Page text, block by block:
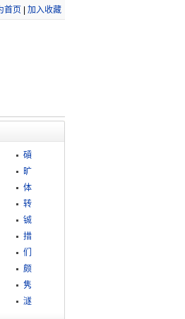
首页 加入收藏
碽
旷
体
转
铖
措
们
颇
隽
澻